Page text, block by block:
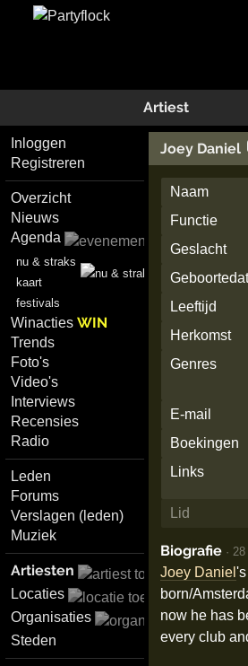
Artiest
Inloggen
Registreren
Overzicht
Nieuws
Agenda
nu & straks
kaart
festivals
WinactiesWIN
Trends
Foto's
Video's
Interviews
Recensies
Radio
Leden
Forums
Verslagen (leden)
Muziek
Artiesten
Locaties
Organisaties
Steden
Joey Daniel
Naam
Functie
Geslacht
Leeftijd
Herkomst
Genres
E-mail
Boekingen
Links
Lid
Biografie ·
Joey Daniel
born/
now he has
every club